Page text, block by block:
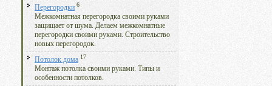
Перегородки 6
Межкомнатная перегородка своими руками
защищает от шума. Делаем межкомнатные
перегородки своими руками. Строительство
новых перегородок.
Потолок дома 17
Монтаж потолка своими руками. Типы и
особенности потолков.